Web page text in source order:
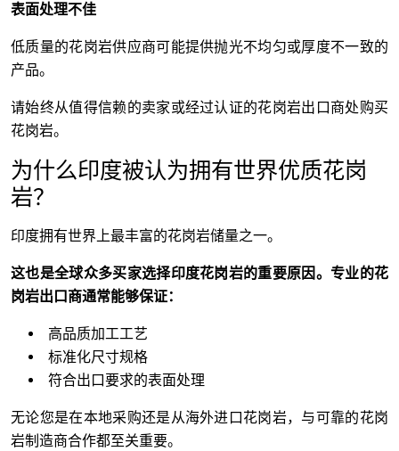
表面处理不佳
低质量的花岗岩供应商可能提供抛光不均匀或厚度不一致的
产品。
请始终从值得信赖的卖家或经过认证的花岗岩出口商处购买
花岗岩。
为什么印度被认为拥有世界优质花岗
岩？
印度拥有世界上最丰富的花岗岩储量之一。
这也是全球众多买家选择印度花岗岩的重要原因。专业的花
岗岩出口商通常能够保证：
高品质加工工艺
标准化尺寸规格
符合出口要求的表面处理
无论您是在本地采购还是从海外进口花岗岩，与可靠的花岗
岩制造商合作都至关重要。